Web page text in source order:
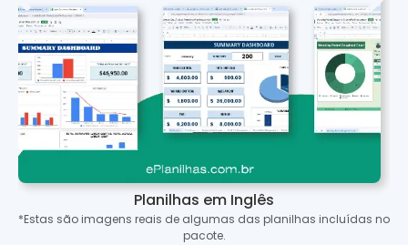
Planilhas em Inglês
*Estas são imagens reais de algumas das planilhas incluídas no
pacote.